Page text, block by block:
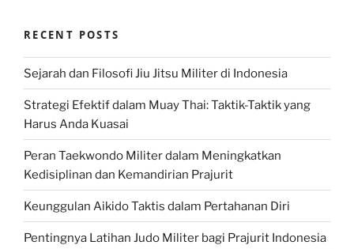
RECENT POSTS
Sejarah dan Filosofi Jiu Jitsu Militer di Indonesia
Strategi Efektif dalam Muay Thai: Taktik-Taktik yang
Harus Anda Kuasai
Peran Taekwondo Militer dalam Meningkatkan
Kedisiplinan dan Kemandirian Prajurit
Keunggulan Aikido Taktis dalam Pertahanan Diri
Pentingnya Latihan Judo Militer bagi Prajurit Indonesia